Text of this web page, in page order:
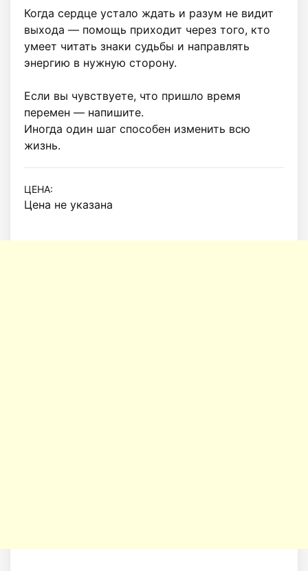
Когда сердце устало ждать и разум не видит
выхода — помощь приходит через того, кто
умеет читать знаки судьбы и направлять
энергию в нужную сторону.
Если вы чувствуете, что пришло время
перемен — напишите.
Иногда один шаг способен изменить всю
жизнь.
ЦЕНА:
Цена не указана